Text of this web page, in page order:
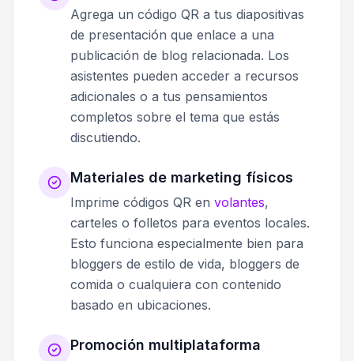
Agrega un código QR a tus diapositivas
de presentación que enlace a una
publicación de blog relacionada. Los
asistentes pueden acceder a recursos
adicionales o a tus pensamientos
completos sobre el tema que estás
discutiendo.
Materiales de marketing físicos
Imprime códigos QR en volantes,
carteles o folletos para eventos locales.
Esto funciona especialmente bien para
bloggers de estilo de vida, bloggers de
comida o cualquiera con contenido
basado en ubicaciones.
Promoción multiplataforma